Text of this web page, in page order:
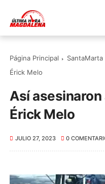
Página Principal SantaMarta
Érick Melo
Así
Érick Melo
JULIO 27, 2023 0